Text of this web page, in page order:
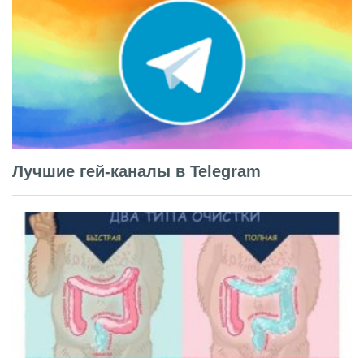
Лучшие гей-каналы в Telegram